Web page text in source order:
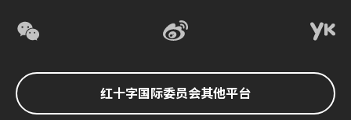
红十字国际委员会其他平台